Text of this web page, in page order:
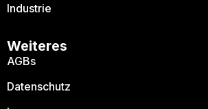
Industrie
Weiteres
AGBs
Datenschutz